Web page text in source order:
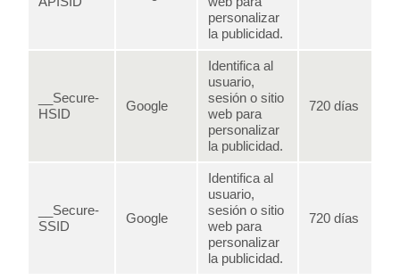
personalizar
la publicidad.
__Secure-
HSID
Google
Identifica al
usuario,
sesión o sitio
web para
personalizar
la publicidad.
720 días
__Secure-
SSID
Google
Identifica al
usuario,
sesión o sitio
web para
personalizar
la publicidad.
720 días